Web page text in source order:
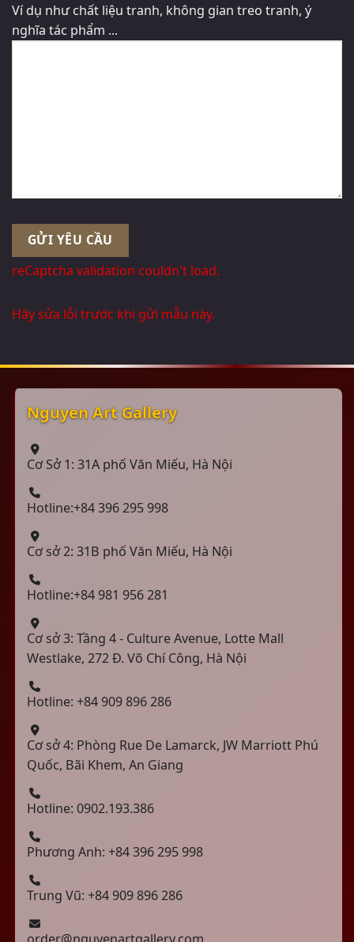
Ví dụ như chất liệu tranh, không gian treo tranh, ý
nghĩa tác phẩm ...
reCaptcha validation couldn't load.
Hãy sửa lỗi trước khi gửi mẫu này.
Nguyen Art Gallery
Cơ Sở 1: 31A phố Văn Miếu, Hà Nội
Hotline:+84 396 295 998
Cơ sở 2: 31B phố Văn Miếu, Hà Nội
Hotline:+84 981 956 281
Cơ sở 3: Tầng 4 - Culture Avenue, Lotte Mall
Westlake, 272 Đ. Võ Chí Công, Hà Nội
Hotline: +84 909 896 286
Cơ sở 4: Phòng Rue De Lamarck, JW Marriott Phú
Quốc, Bãi Khem, An Giang
Hotline: 0902.193.386
Phương Anh: +84 396 295 998
Trung Vũ: +84 909 896 286